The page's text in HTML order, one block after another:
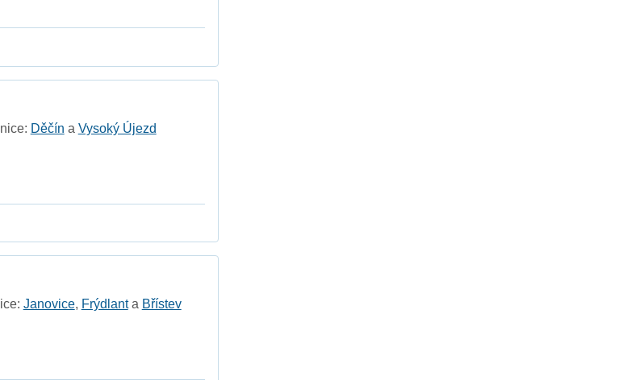
Děčín a Vysoký Újezd
Janovice, Frýdlanta Břístev